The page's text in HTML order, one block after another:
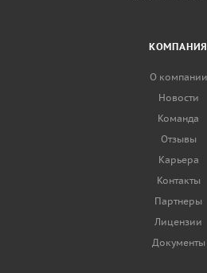
КОМПАНИЯ
О компании
Новости
Команда
Отзывы
Карьера
Контакты
Партнеры
Лицензии
Документы